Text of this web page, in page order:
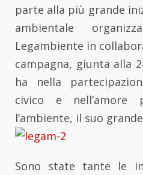
parte alla più grande
ambientale
Legambiente in
campagna, giunta alla
ha nella
civico e
l’ambiente, il suo
Sono state tante le